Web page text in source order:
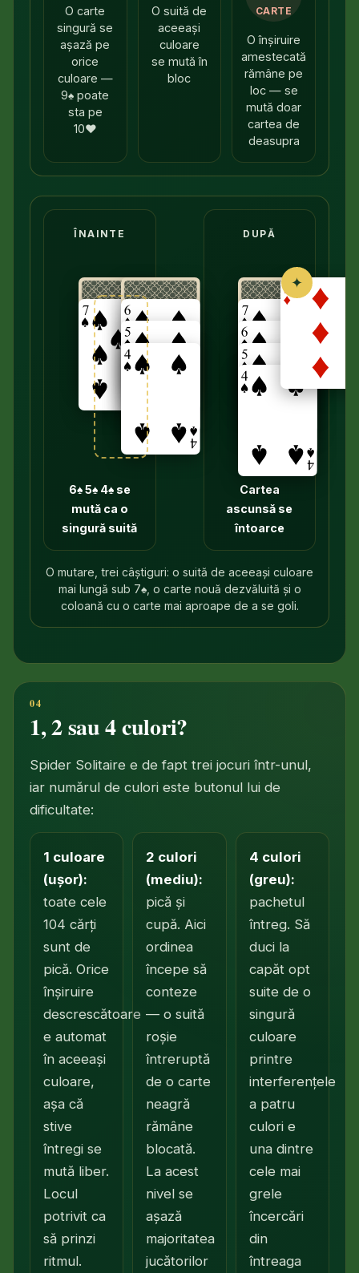
O carte
singură se
așază pe
orice
culoare —
9♠ poate
sta pe
10♥
O suită de
aceeași
culoare
se mută în
bloc
CARTE
O înșiruire
amestecată
rămâne pe
loc — se
mută doar
cartea de
deasupra
Înainte: o coloană arată un 7♠ peste o carte cu
ÎNAINTE
6♠ 5♠ 4♠ se
mută ca o
singură suită
→
DUPĂ
✦
Cartea
ascunsă se
întoarce
O mutare, trei câștiguri: o suită de aceeași culoare
mai lungă sub 7♠, o carte nouă dezvăluită și o
coloană cu o carte mai aproape de a se goli.
1, 2 sau 4 culori?
Spider Solitaire e de fapt trei jocuri într-unul,
iar numărul de culori este butonul lui de
dificultate:
1 culoare
(ușor):
toate cele
104 cărți
sunt de
pică. Orice
înșiruire
descrescătoare
e automat
în aceeași
culoare,
așa că
stive
întregi se
mută liber.
Locul
potrivit ca
să prinzi
ritmul.
2 culori
(mediu):
pică și
cupă. Aici
ordinea
începe să
conteze
— o suită
roșie
întreruptă
de o carte
neagră
rămâne
blocată.
La acest
nivel se
așază
majoritatea
jucătorilor
4 culori
(greu):
pachetul
întreg. Să
duci la
capăt opt
suite de o
singură
culoare
printre
interferențele
a patru
culori e
una dintre
cele mai
grele
încercări
din
întreaga